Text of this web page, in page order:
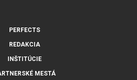
PERFECTS
REDAKCIA
INŠTITÚCIE
MESTÁ